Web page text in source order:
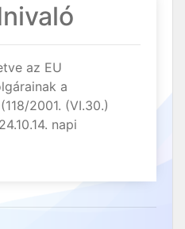
az EU
a
2001. (VI.30.)
napi